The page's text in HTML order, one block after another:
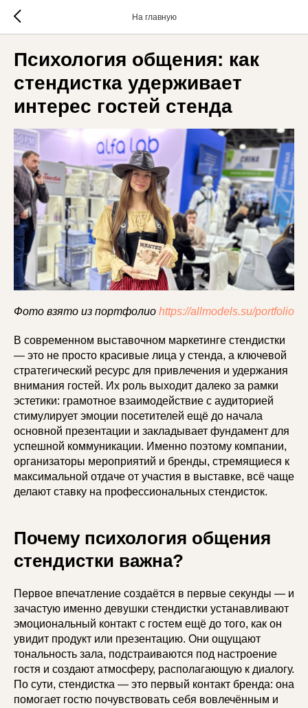
На главную
Психология общения: как
стендистка удерживает
интерес гостей стенда
Фото взято из портфолио https://allmodels.su/portfolio
В современном выставочном маркетинге стендистки
— это не просто красивые лица у стенда, а ключевой
стратегический ресурс для привлечения и удержания
внимания гостей. Их роль выходит далеко за рамки
эстетики: грамотное взаимодействие с аудиторией
стимулирует эмоции посетителей ещё до начала
основной презентации и закладывает фундамент для
успешной коммуникации. Именно поэтому компании,
организаторы мероприятий и бренды, стремящиеся к
максимальной отдаче от участия в выставке, всё чаще
делают ставку на профессиональных стендисток.
Почему психология общения
стендистки важна?
Первое впечатление создаётся в первые секунды — и
зачастую именно девушки стендистки устанавливают
эмоциональный контакт с гостем ещё до того, как он
увидит продукт или презентацию. Они ощущают
тональность зала, подстраиваются под настроение
гостя и создают атмосферу, располагающую к диалогу.
По сути, стендистка — это первый контакт бренда: она
помогает гостю почувствовать себя вовлечённым и